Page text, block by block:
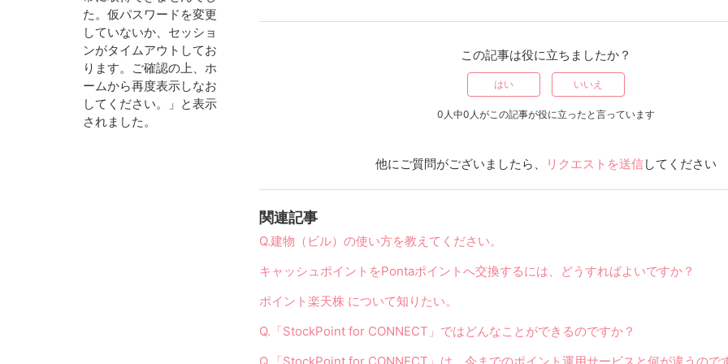
た。仮パスワードを変更
していないか、セッショ
ンがタイムアウトしてお
ります。ご確認の上、ホ
ームから再度表示しなお
してください。」と表示
されました。
この記事は役に立ちましたか？
はい いいえ
0人中0人がこの記事が役に立ったと言っています
他にご質問がございましたら、 リクエストを送信してください
関連記事
Q.建物（ビル）の使い方を教えてください。
キャッシュポイントをPontaポイントへ交換するには、どうすればよいですか？
ポイント楽天株 について知りたい。
Q.「StockPoint for CONNECT」ではどんなことができるのですか？
Q.「StockPoint for CONNECT」は、今までのポイント運用サービスと何が違うので